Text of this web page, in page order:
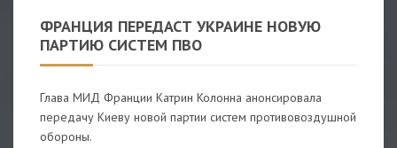
ФРАНЦИЯ ПЕРЕДАСТ УКРАИНЕ НОВУЮ
ПАРТИЮ СИСТЕМ ПВО
Глава МИД Франции Катрин Колонна анонсировала
передачу Киеву новой партии систем противовоздушной
обороны.